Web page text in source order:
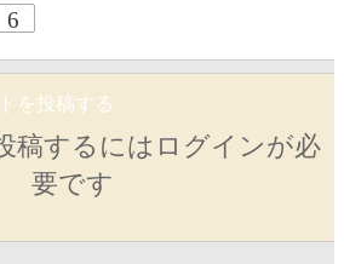
6
を投稿する
稿するにはログインが必
要です